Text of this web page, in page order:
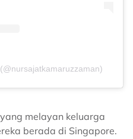
melayan keluarga
berada di Singapore.